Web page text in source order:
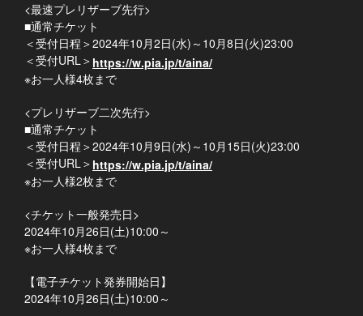
<最速プレリザーブ先行>
■通常チケット
＜受付日程＞2024年10月2日(水)～10月8日(火)23:00
＜受付URL＞ https://w.pia.jp/t/aina/
※お一人様4枚まで
<プレリザーブ二次先行>
■通常チケット
＜受付日程＞2024年10月9日(水)～10月15日(火)23:00
＜受付URL＞ https://w.pia.jp/t/aina/
※お一人様2枚まで
<チケット一般発売日>
2024年10月26日(土)10:00～
※お一人様4枚まで
【電子チケット発券開始日】
2024年10月26日(土)10:00～